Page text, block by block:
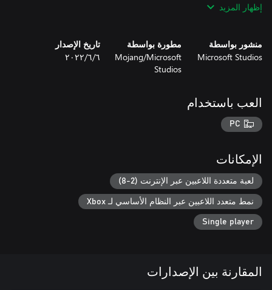
on Minecraft Marketplace, only on Bedrock Edition. Subscribe to
Marketplace Pass (or Realms Plus) for Bedrock Edition to access
150+ worlds, skin & textures packs, and more – refreshed
NOTE: Worlds/saves from Minecraft: Java Edition are not
Minecraft.net/download to get the Minecraft Launcher for your
operating system and access your game. For more information
on how to use the Minecraft Launcher, check out
*Minecraft: Java Edition runs on Windows, Mac, and Linux;
إظهار المزيد
منشور بواسطة
Microsoft Studios
مطورة بواسطة
Mojang/Microsoft
Studios
تاريخ الإصدار
٦‏/٦‏/٢٠٢٢
العب باستخدام
PC
الإمكانات
لعبة متعددة اللاعبين عبر الإنترنت (2-8)
نمط متعدد اللاعبين عبر النظام الأساسي لـ Xbox
Single player
المقارنة بين الإصدارات